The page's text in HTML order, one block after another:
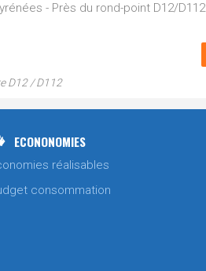
- Près du rond-point D12/D112
D12 / D112
ECONONOMIES
réalisables
consommation